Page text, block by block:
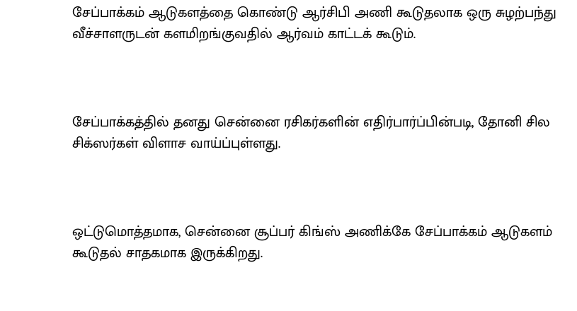
சேப்பாக்கம் ஆடுகளத்தை கொண்டு ஆர்சிபி அணி கூடுதலாக ஒரு சுழற்பந்து
வீச்சாளருடன் களமிறங்குவதில் ஆர்வம் காட்டக் கூடும்.
சேப்பாக்கத்தில் தனது சென்னை ரசிகர்களின் எதிர்பார்ப்பின்படி, தோனி சில
சிக்ஸர்கள் விளாச வாய்ப்புள்ளது.
ஒட்டுமொத்தமாக, சென்னை சூப்பர் கிங்ஸ் அணிக்கே சேப்பாக்கம் ஆடுகளம்
கூடுதல் சாதகமாக இருக்கிறது.